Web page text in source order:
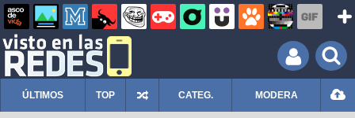
ÚLTIMOS TOP CATEG. MODERA